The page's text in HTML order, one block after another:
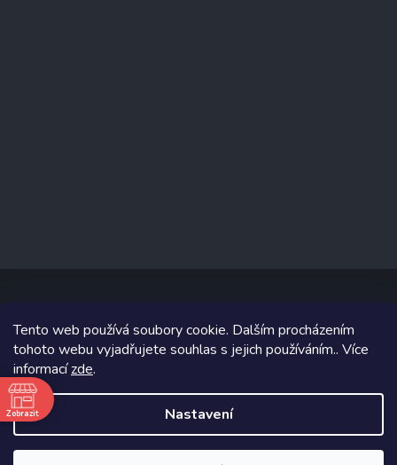
Tento web používá soubory cookie. Dalším procházením
tohoto webu vyjadřujete souhlas s jejich používáním.. Více
informacízde.
Nastavení
Copyright 2026www.prizealize.cz. Všechna práva vyhrazena.
Grafický návrh vytvořil a na Shoptet implementoval
Shoptetak.cz.
Zobrazit